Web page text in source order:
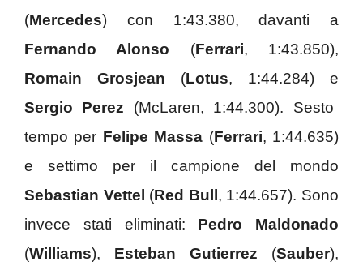
(Mercedes) con 1:43.380, davanti a
Fernando Alonso (Ferrari, 1:43.850),
Romain Grosjean (Lotus, 1:44.284) e
Sergio Perez (McLaren, 1:44.300). Sesto
tempo per Felipe Massa (Ferrari, 1:44.635)
e settimo per il campione del mondo
Sebastian Vettel (Red Bull, 1:44.657). Sono
invece stati eliminati: Pedro Maldonado
(Williams), Esteban Gutierrez (Sauber),